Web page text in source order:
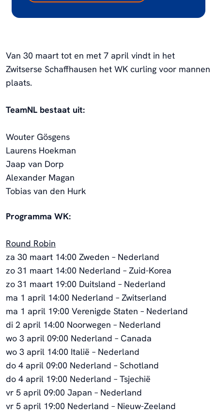
Van 30 maart tot en met 7 april vindt in het
Zwitserse Schaffhausen het WK curling voor mannen
plaats.
TeamNL bestaat uit:
Wouter Gösgens
Laurens Hoekman
Jaap van Dorp
Alexander Magan
Tobias van den Hurk
Programma WK:
Round Robin
za 30 maart 14:00 Zweden – Nederland
zo 31 maart 14:00 Nederland – Zuid-Korea
zo 31 maart 19:00 Duitsland – Nederland
ma 1 april 14:00 Nederland – Zwitserland
ma 1 april 19:00 Verenigde Staten – Nederland
di 2 april 14:00 Noorwegen – Nederland
wo 3 april 09:00 Nederland – Canada
wo 3 april 14:00 Italië – Nederland
do 4 april 09:00 Nederland – Schotland
do 4 april 19:00 Nederland – Tsjechië
vr 5 april 09:00 Japan – Nederland
vr 5 april 19:00 Nederland – Nieuw-Zeeland